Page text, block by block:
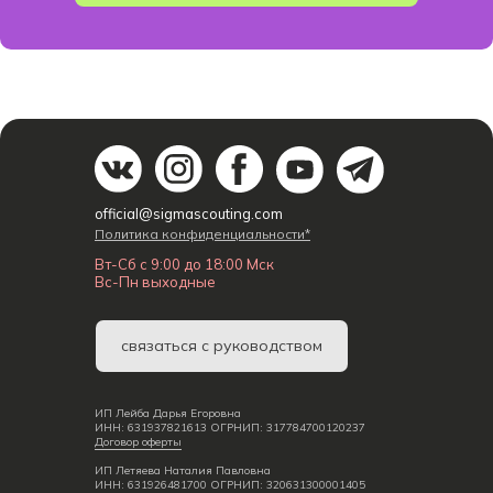
official@sigmascouting.com
Вт-Сб с 9:00 до 18:00 Мск
Вс-Пн выходные
ИП Лейба Дарья Егоровна
ИНН: 631937821613 ОГРНИП: 317784700120237
Договор оферты
ИП Летяева Наталия Павловна
ИНН: 631926481700 ОГРНИП: 320631300001405
связаться с руководством
Политика конфиденциальности*